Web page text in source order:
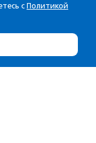
с Политикой